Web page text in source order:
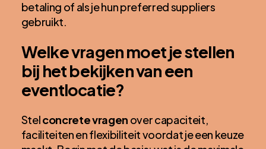
betaling of als je hun preferred suppliers
gebruikt.
Welke vragen moet je stellen
bij het bekijken van een
eventlocatie?
Stelconcrete vragen over capaciteit,
faciliteiten en flexibiliteit voordat je een keuze